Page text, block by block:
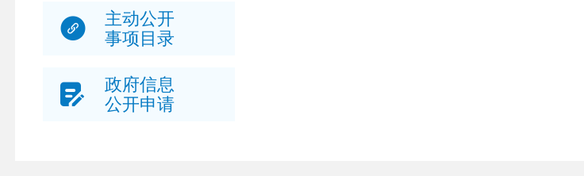
主动公开
事项目录
政府信息
公开申请